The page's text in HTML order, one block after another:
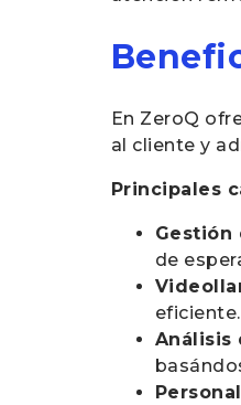
En ZeroQ
al cliente y
Principales
Gestión
de
eficiente.
Análisis